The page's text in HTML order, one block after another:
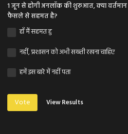
1 जून से होगी अनलॉक की शुरुआत, क्या
फैसले से सहमत है?
हाँ मैं सहमत हु
नहीं, प्रशासन को अभी सख्ती रखना चाहिए
हमें इस बारे में नहीं पता
Vote View Results